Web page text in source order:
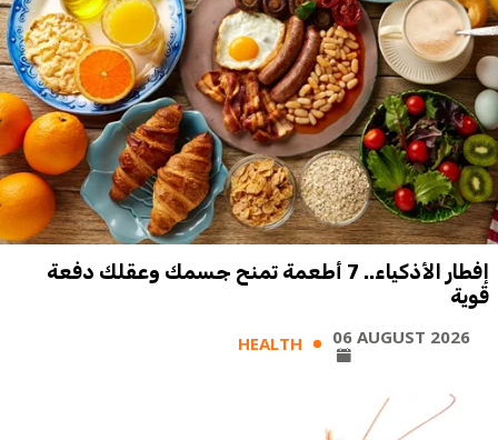
إفطار الأذكياء.. 7 أطعمة تمنح جسمك وعقلك دفعة
قوية
HEALTH 06 AUGUST 2026